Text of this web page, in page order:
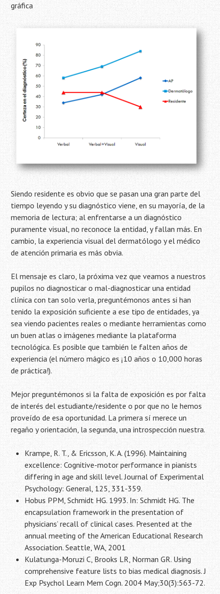
gráfica
Siendo residente es obvio que se pasan una gran parte del
tiempo leyendo y su diagnóstico viene, en su mayoría, de la
memoria de lectura; al enfrentarse a un diagnóstico
puramente visual, no reconoce la entidad, y fallan más. En
cambio, la experiencia visual del dermatólogo y el médico
de atención primaria es más obvia.
El mensaje es claro, la próxima vez que veamos a nuestros
pupilos no diagnosticar o mal-diagnosticar una entidad
clínica con tan solo verla, preguntémonos antes si han
tenido la exposición suficiente a ese tipo de entidades, ya
sea viendo pacientes reales o mediante herramientas como
un buen atlas o imágenes mediante la plataforma
tecnológica. Es posible que también le falten años de
experiencia (el número mágico es ¡10 años o 10,000 horas
de práctica!).
Mejor preguntémonos si la falta de exposición es por falta
de interés del estudiante/residente o por que no le hemos
proveído de esa oportunidad. La primera sí merece un
regaño y orientación, la segunda, una introspección nuestra.
Krampe, R. T., & Ericsson, K. A. (1996). Maintaining
excellence: Cognitive-motor performance in pianists
differing in age and skill level. Journal of Experimental
Psychology: General, 125, 331-359.
Hobus PPM, Schmidt HG. 1993. In: Schmidt HG. The
encapsulation framework in the presentation of
physicians’ recall of clinical cases. Presented at the
annual meeting of the American Educational Research
Association. Seattle, WA, 2001
Kulatunga-Moruzi C, Brooks LR, Norman GR. Using
comprehensive feature lists to bias medical diagnosis. J
Exp Psychol Learn Mem Cogn. 2004 May;30(3):563-72.